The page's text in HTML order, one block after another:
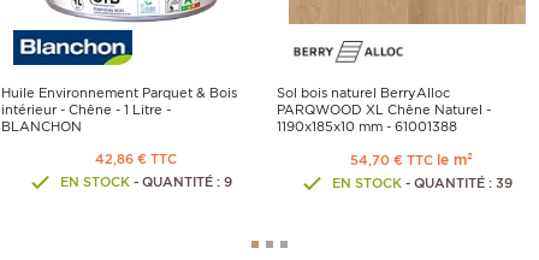
Huile Environnement Parquet & Bois
intérieur - Chêne - 1 Litre -
BLANCHON
42,86 € TTC
EN STOCK - QUANTITÉ : 9
Sol bois naturel BerryAlloc
PARQWOOD XL Chêne Naturel -
1190x185x10 mm - 61001388
54,70 € TTC le m²
EN STOCK- QUANTITÉ : 39